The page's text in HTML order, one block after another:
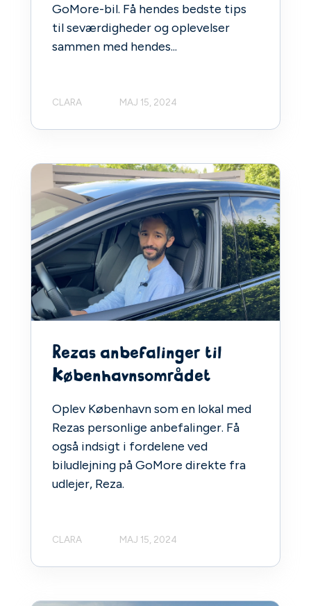
GoMore-bil. Få hendes bedste tips
til seværdigheder og oplevelser
sammen med hendes...
CLARA MAJ 15, 2024
Rezas anbefalinger til
Københavnsområdet
Oplev København som en lokal med
Rezas personlige anbefalinger. Få
også indsigt i fordelene ved
biludlejning på GoMore direkte fra
udlejer, Reza.
CLARA MAJ 15, 2024